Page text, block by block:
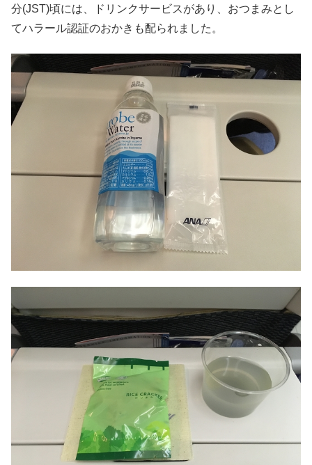
分(JST)頃には、ドリンクサービスがあり、おつまみとし
てハラール認証のおかきも配られました。